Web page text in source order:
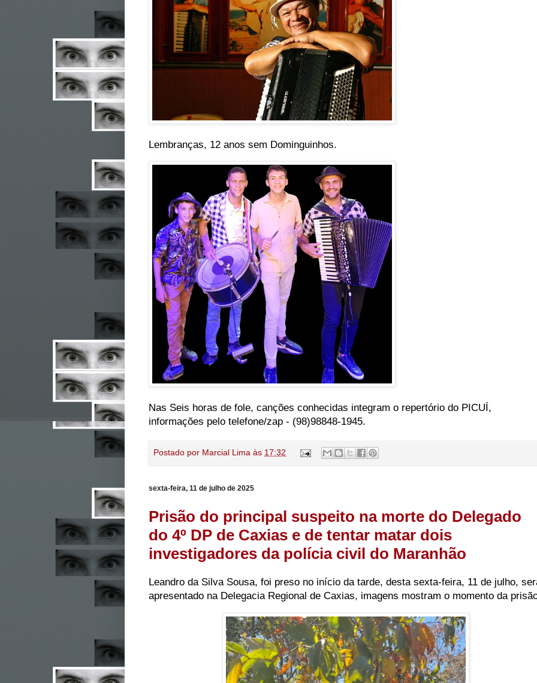
Lembranças, 12 anos sem Dominguinhos.
Nas Seis horas de fole, canções conhecidas integram o repertório do PICUÍ,
informações pelo telefone/zap - (98)98848-1945.
Postado por Marcial Lima às 17:32
sexta-feira, 11 de julho de 2025
Prisão do principal suspeito na morte do Delegado
do 4º DP de Caxias e de tentar matar dois
investigadores da polícia civil do Maranhão
Leandro da Silva Sousa, foi preso no início da tarde, desta sexta-feira, 11 de julho,
apresentado na Delegacia Regional de Caxias, imagens mostram o momento da